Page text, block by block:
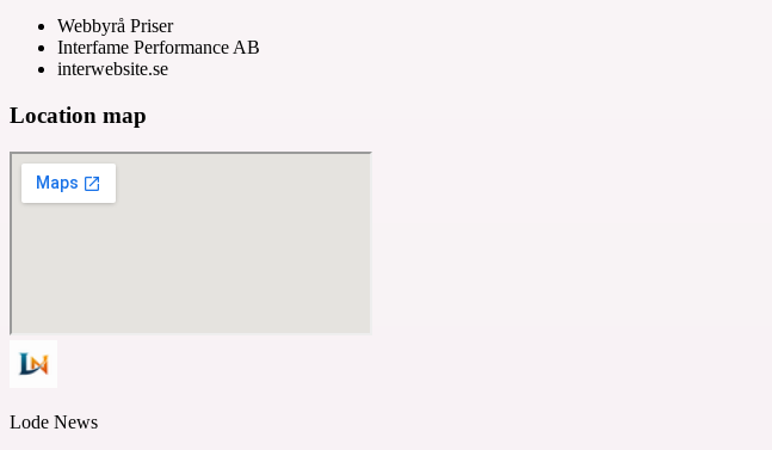
Webbyrå Priser
Interfame Performance AB
interwebsite.se
Location map
Lode News